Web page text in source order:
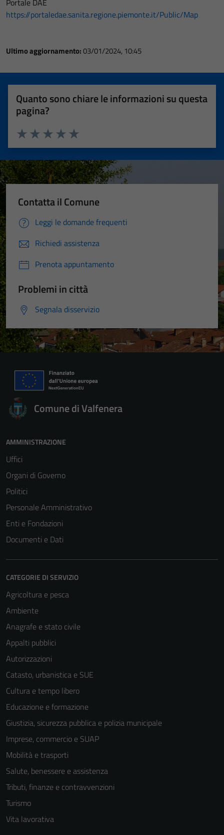
https://portaledae.sanita.regione.piemonte.it/Public/Map
Ultimo aggiornamento:03/01/2024, 10:45
Quanto sono chiare le informazioni su questa
pagina?
Valuta 5 stelle su 5
Valuta 4 stelle su 5
Valuta 3 stelle su 5
Valuta 2 stelle su 5
Valuta 1 stelle su 5
Contatta il Comune
Leggi le domande frequenti
Richiedi assistenza
Prenota appuntamento
Problemi in città
Segnala disservizio
Comune di Valfenera
AMMINISTRAZIONE
Uffici
Organi di Governo
Politici
Personale Amministrativo
Enti e Fondazioni
Documenti e Dati
CATEGORIE DI SERVIZIO
Agricoltura e pesca
Ambiente
Anagrafe e stato civile
Appalti pubblici
Autorizzazioni
Catasto, urbanistica e SUE
Cultura e tempo libero
Educazione e formazione
Giustizia, sicurezza pubblica e polizia municipale
Imprese, commercio e SUAP
Mobilità e trasporti
Salute, benessere e assistenza
Tributi, finanze e contravvenzioni
Turismo
Vita lavorativa